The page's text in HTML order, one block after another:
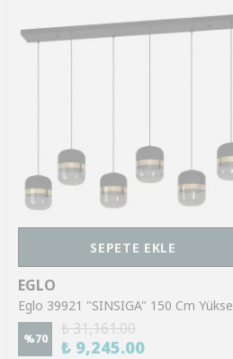
SEPETE EKLE
EGLO
%70
₺ 31,161.00
₺ 9,245.00